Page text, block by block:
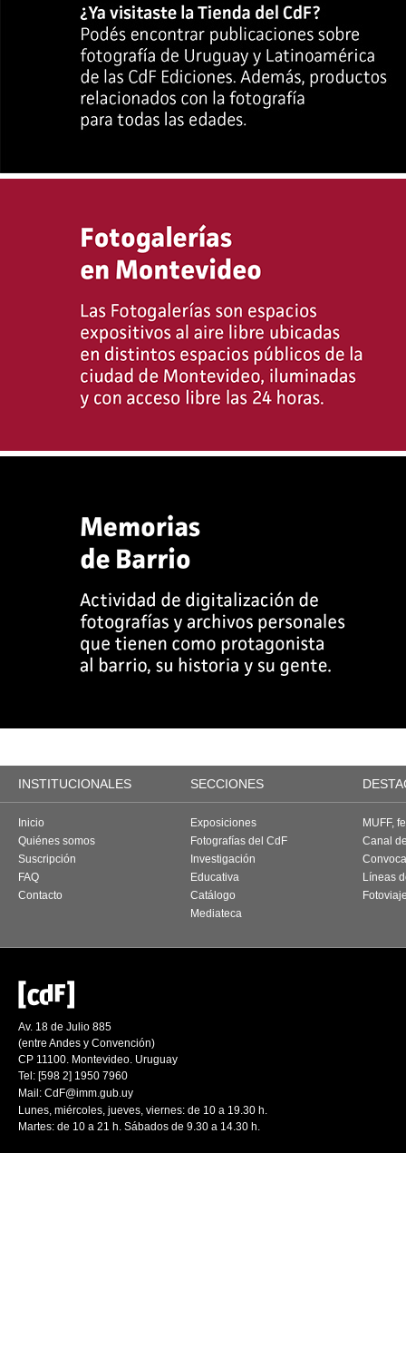
INSTITUCIONALES SECCIONES
Inicio
Quiénes somos
Suscripción
FAQ
Contacto
Exposiciones
Fotografías del CdF
Investigación
Educativa
Catálogo
Mediateca
MUFF,
Canal
Líneas
Av. 18 de Julio 885
(entre Andes y Convención)
CP 11100. Montevideo. Uruguay
Tel: [598 2] 1950 7960
Mail: CdF@imm.gub.uy
Lunes, miércoles, jueves, viernes: de 10 a 19.30 h.
Martes: de 10 a 21 h. Sábados de 9.30 a 14.30 h.